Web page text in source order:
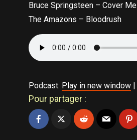
Bruce Springsteen – Cover Me
The Amazons – Bloodrush
Podcast: Play in new window |
Pour partager :